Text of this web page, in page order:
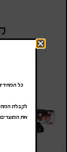
כל
לקבלת
את המוצרים